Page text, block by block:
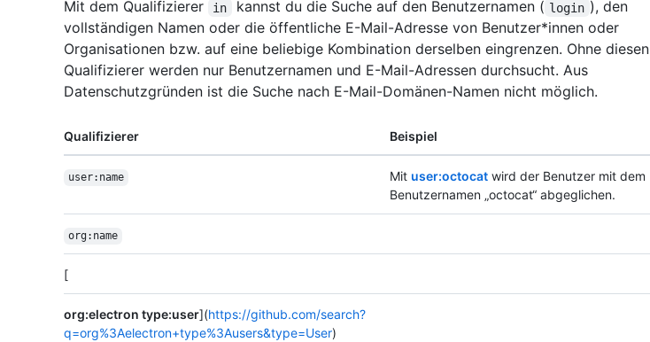
Mit dem Qualifizierer
in kannst du die Suche auf den Benutzernamen ( login ), den
vollständigen Namen oder die öffentliche E-Mail-Adresse von Benutzer*innen oder
Organisationen bzw. auf eine beliebige Kombination derselben eingrenzen. Ohne diesen
Qualifizierer werden nur Benutzernamen und E-Mail-Adressen durchsucht. Aus
Datenschutzgründen ist die Suche nach E-Mail-Domänen-Namen nicht möglich.
Qualifizierer Beispiel
user:name Mit user:octocat wird der Benutzer mit dem
Benutzernamen „octocat“ abgeglichen.
org:name
[
org:electron type:user](https://github.com/search?
q=org%3Aelectron+type%3Ausers&type=User)